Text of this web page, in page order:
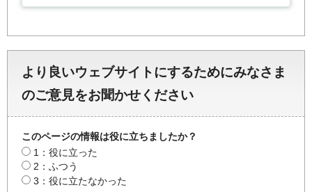
より良いウェブサイトにするためにみなさま
のご意見をお聞かせください
このページの情報は役に立ちましたか？
1：役に立った
2：ふつう
3：役に立たなかった